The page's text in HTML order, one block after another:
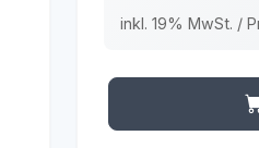
inkl. 19% MwSt. /